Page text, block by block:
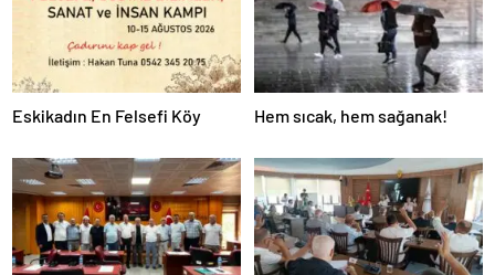
Eskikadın En Felsefi Köy Hem sıcak, hem sağanak!